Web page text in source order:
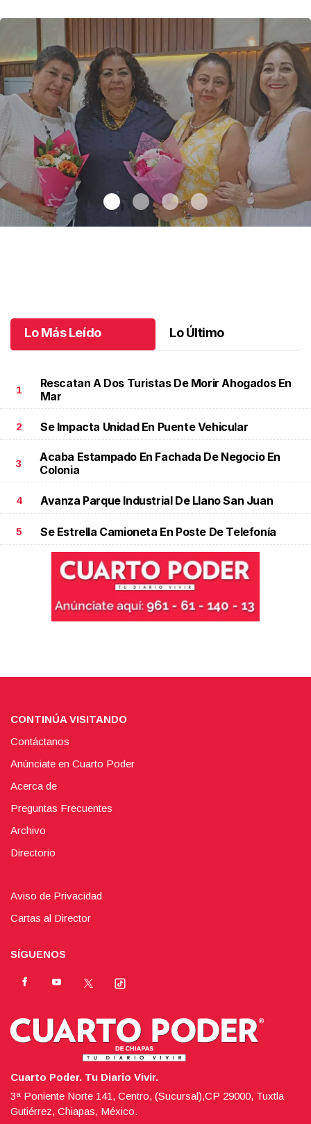
Lo Más Leído Lo Último
1
Rescatan A Dos Turistas De Morir Ahogados En
Mar
2 Se Impacta Unidad En Puente Vehicular
3
Acaba Estampado En Fachada De Negocio En
Colonia
4 Avanza Parque Industrial De Llano San Juan
5 Se Estrella Camioneta En Poste De Telefonía
CONTINÚA VISITANDO
Contáctanos
Anúnciate en Cuarto Poder
Acerca de
Preguntas Frecuentes
Archivo
Directorio
Aviso de Privacidad
Cartas al Director
SÍGUENOS
Cuarto Poder. Tu Diario Vivir.
3ª Poniente Norte 141, Centro, (Sucursal),CP 29000, Tuxtla
Gutiérrez, Chiapas, México.